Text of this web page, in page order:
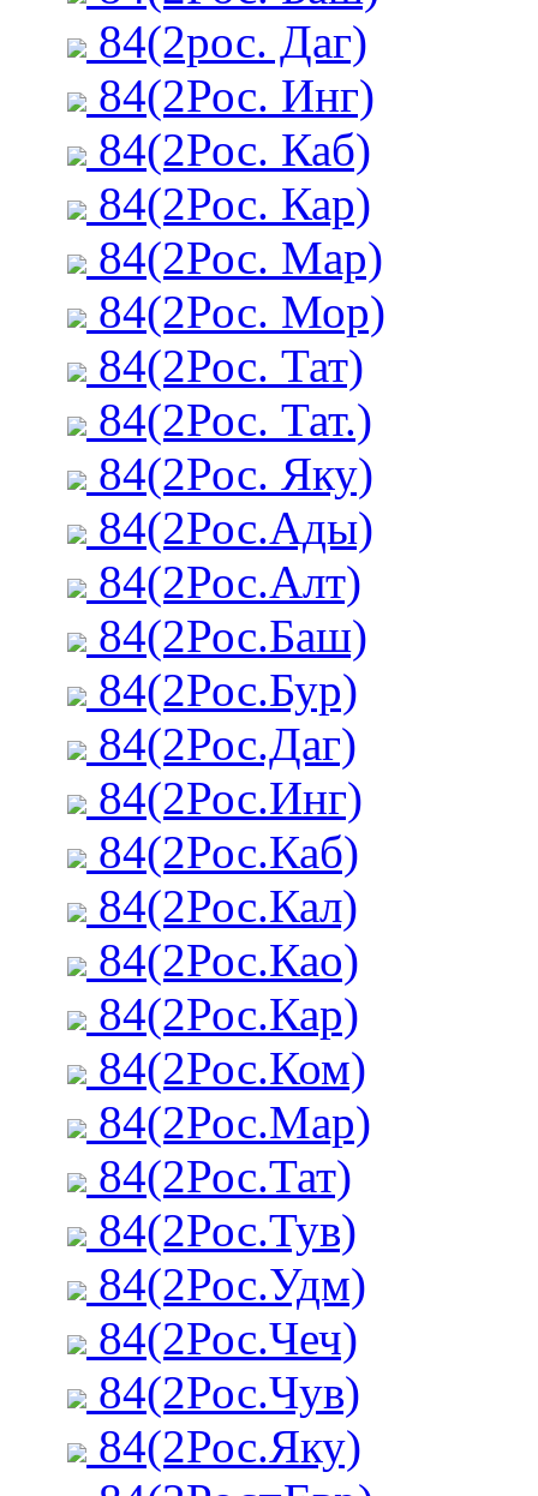
84(2рос. Даг)
84(2Рос. Инг)
84(2Рос. Каб)
84(2Рос. Кар)
84(2Рос. Мар)
84(2Рос. Мор)
84(2Рос. Тат)
84(2Рос. Тат.)
84(2Рос. Яку)
84(2Рос.Ады)
84(2Рос.Алт)
84(2Рос.Баш)
84(2Рос.Бур)
84(2Рос.Даг)
84(2Рос.Инг)
84(2Рос.Каб)
84(2Рос.Кал)
84(2Рос.Као)
84(2Рос.Кар)
84(2Рос.Ком)
84(2Рос.Мар)
84(2Рос.Тат)
84(2Рос.Тув)
84(2Рос.Удм)
84(2Рос.Чеч)
84(2Рос.Чув)
84(2Рос.Яку)